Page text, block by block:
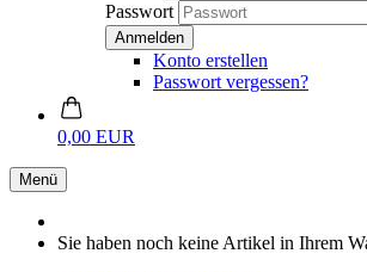
Passwort
Konto erstellen
Passwort vergessen?
0,00 EUR
Menü
Sie haben noch keine Artikel in Ihrem